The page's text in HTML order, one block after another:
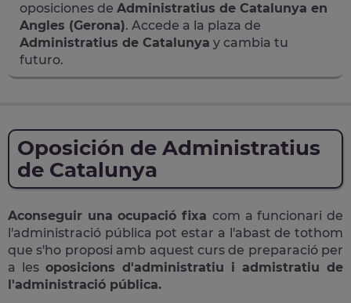
oposiciones de Administratius de Catalunya en
Angles (Gerona). Accede a la plaza de
Administratius de Catalunya y cambia tu
futuro.
Oposición de Administratius
de Catalunya
Aconseguir una ocupació fixa com a funcionari de
l'administració pública pot estar a l'abast de tothom
que s'ho proposi amb aquest curs de preparació per
a les oposicions d'administratiu i admistratiu de
l'administració pública.